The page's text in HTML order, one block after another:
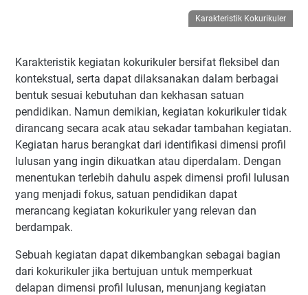
Karakteristik Kokurikuler
Karakteristik kegiatan kokurikuler bersifat fleksibel dan
kontekstual, serta dapat dilaksanakan dalam berbagai
bentuk sesuai kebutuhan dan kekhasan satuan
pendidikan. Namun demikian, kegiatan kokurikuler tidak
dirancang secara acak atau sekadar tambahan kegiatan.
Kegiatan harus berangkat dari identifikasi dimensi profil
lulusan yang ingin dikuatkan atau diperdalam. Dengan
menentukan terlebih dahulu aspek dimensi profil lulusan
yang menjadi fokus, satuan pendidikan dapat
merancang kegiatan kokurikuler yang relevan dan
berdampak.
Sebuah kegiatan dapat dikembangkan sebagai bagian
dari kokurikuler jika bertujuan untuk memperkuat
delapan dimensi profil lulusan, menunjang kegiatan